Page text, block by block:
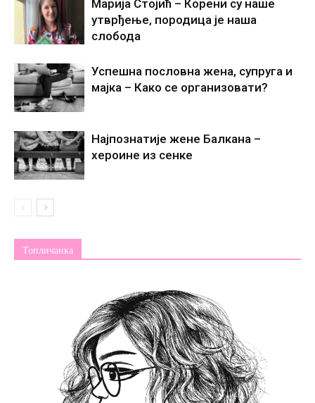
Марија Стојић – Корени су наше
утврђење, породица је наша
слобода
Успешна пословна жена, супруга и
мајка – Како се организовати?
Најпознатије жене Балкана –
хероине из сенке
Топличанка